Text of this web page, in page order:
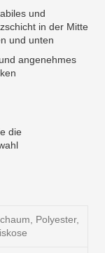
und
in der Mitte
und unten
angenehmes
die
Polyester,